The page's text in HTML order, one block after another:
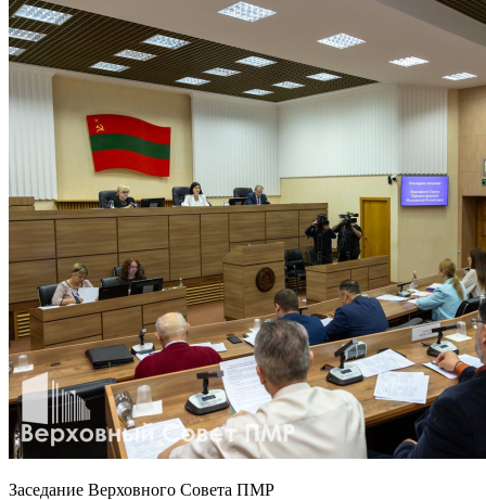
Заседание Верховного Совета ПМР